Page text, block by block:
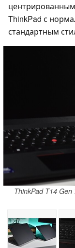
ThinkPad с
стандартным
ThinkPad T14